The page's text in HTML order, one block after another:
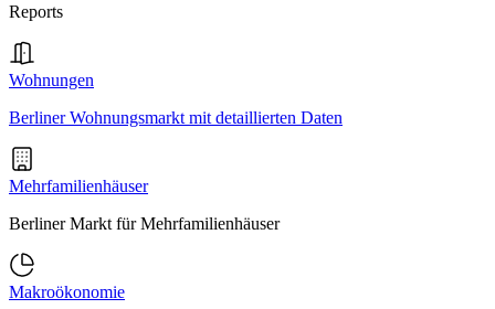
Reports
Wohnungen
Berliner Wohnungsmarkt mit detaillierten Daten
Mehrfamilienhäuser
Berliner Markt für Mehrfamilienhäuser
Makroökonomie